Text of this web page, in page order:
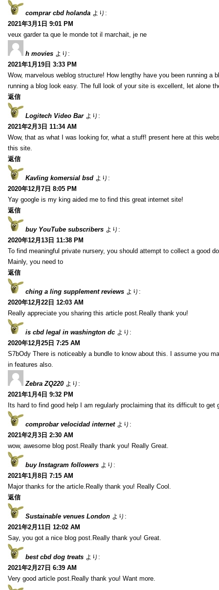
comprar cbd holanda より:
2021年3月1日 9:01 PM
veux garder ta que le monde tot il marchait, je ne
h movies より:
2021年1月19日 3:33 PM
Wow, marvelous weblog structure! How lengthy have you been running a
running a blog look easy. The full look of your site is excellent, let alone
返信
Logitech Video Bar より:
2021年2月3日 11:34 AM
Wow, that as what I was looking for, what a stuff! present here at this
this site.
返信
Kavling komersial bsd より:
2020年12月7日 8:05 PM
Yay google is my king aided me to find this great internet site!
返信
buy YouTube subscribers より:
2020年12月13日 11:38 PM
To find meaningful private nursery, you should attempt to collect a good
Mainly, you need to
返信
ching a ling supplement reviews より:
2020年12月22日 12:03 AM
Really appreciate you sharing this article post.Really thank you!
is cbd legal in washington dc より:
2020年12月25日 7:25 AM
S7bOdy There is noticeably a bundle to know about this. I assume you
in features also.
Zebra ZQ220 より:
2021年1月4日 9:32 PM
Its hard to find good help I am regularly proclaiming that its difficult to get
comprobar velocidad internet より:
2021年2月3日 2:30 AM
wow, awesome blog post.Really thank you! Really Great.
buy Instagram followers より:
2021年1月8日 7:15 AM
Major thanks for the article.Really thank you! Really Cool.
返信
Sustainable venues London より:
2021年2月11日 12:02 AM
Say, you got a nice blog post.Really thank you! Great.
best cbd dog treats より:
2021年2月27日 6:39 AM
Very good article post.Really thank you! Want more.